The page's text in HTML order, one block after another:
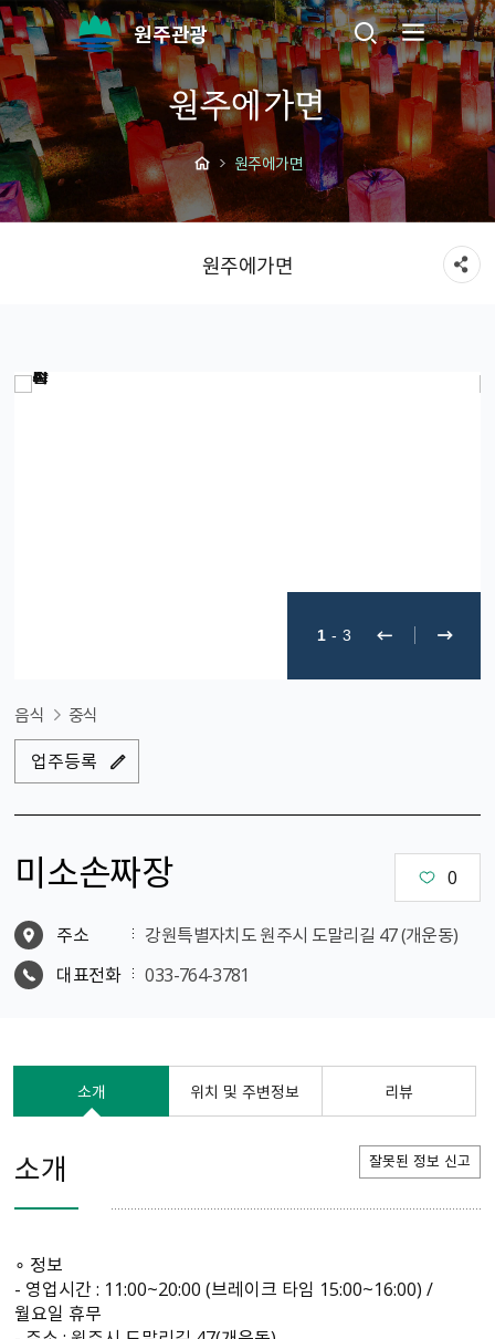
원주관광
원주에가면
원주에가면
원주에가면
1 - 3
음식 중식
업주등록
미소손짜장 0
주소
강원특별자치도 원주시 도말리길 47 (개운동)
대표전화
033-764-3781
소개 위치 및 주변정보 리뷰
소개 잘못된 정보 신고
∘ 정보
- 영업시간 : 11:00~20:00 (브레이크 타임 15:00~16:00) /
월요일 휴무